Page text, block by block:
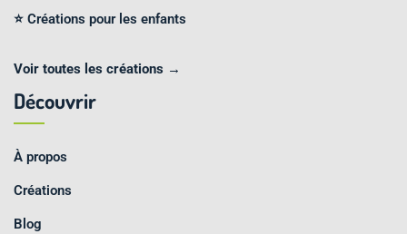
⭐ Créations pour les enfants
Voir toutes les créations →
Découvrir
À propos
Créations
Blog